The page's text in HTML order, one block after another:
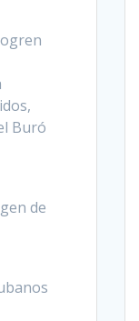
Buró
de